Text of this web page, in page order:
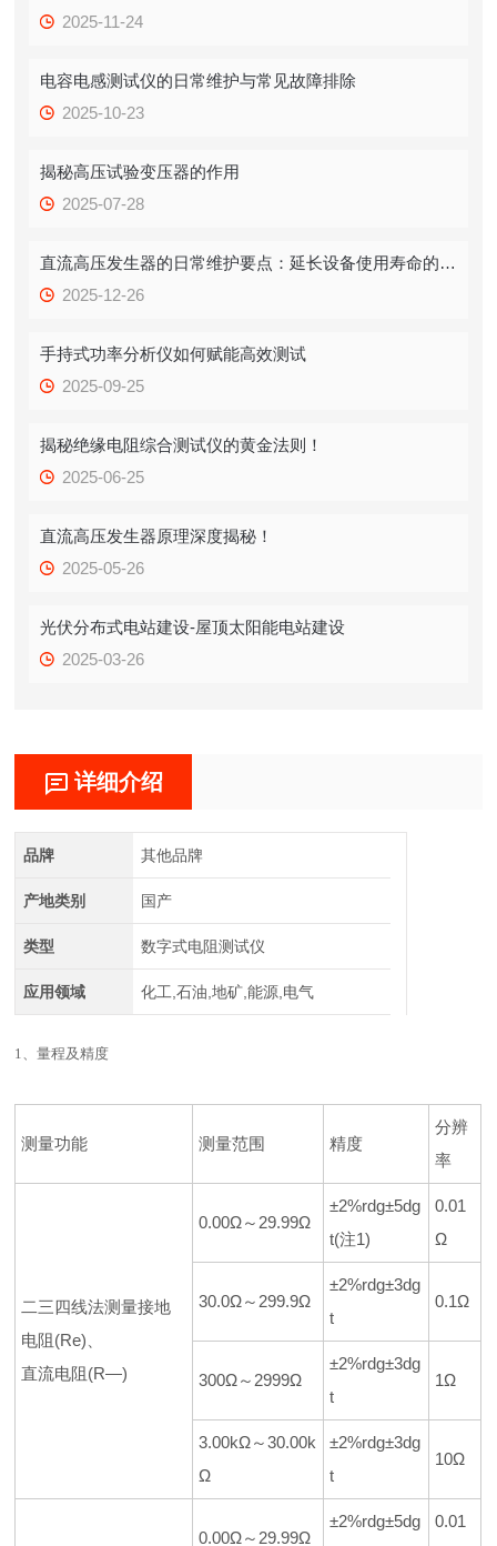
2025-11-24
电容电感测试仪的日常维护与常见故障排除
2025-10-23
揭秘高压试验变压器的作用
2025-07-28
直流高压发生器的日常维护要点：延长设备使用寿命的秘诀
2025-12-26
手持式功率分析仪如何赋能高效测试
2025-09-25
揭秘绝缘电阻综合测试仪的黄金法则！
2025-06-25
直流高压发生器原理深度揭秘！
2025-05-26
光伏分布式电站建设-屋顶太阳能电站建设
2025-03-26
详细介绍
品牌 其他品牌
产地类别 国产
类型 数字式电阻测试仪
应用领域 化工,石油,地矿,能源,电气
1、量程及精度
测量功能 测量范围 精度
分辨
率
二三四线法测量接地
电阻(Re)、
直流电阻(R—)
0.00Ω～29.99Ω
±2%rdg±5dg
t(注1)
0.01
Ω
30.0Ω～299.9Ω
±2%rdg±3dg
t
0.1Ω
300Ω～2999Ω
±2%rdg±3dg
t
1Ω
3.00kΩ～30.00k
Ω
±2%rdg±3dg
t
10Ω
0.00Ω～29.99Ω
±2%rdg±5dg
0.01